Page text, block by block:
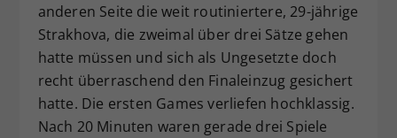
anderen Seite die weit routiniertere, 29-jährige
Strakhova, die zweimal über drei Sätze gehen
hatte müssen und sich als Ungesetzte doch
recht überraschend den Finaleinzug gesichert
hatte. Die ersten Games verliefen hochklassig.
Nach 20 Minuten waren gerade drei Spiele